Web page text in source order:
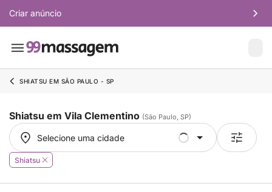
Criar anúncio
SHIATSU EM SÃO PAULO - SP
Shiatsu em Vila Clementino (São Paulo, SP)
Selecione uma cidade
Selecione uma cidade
Shiatsu